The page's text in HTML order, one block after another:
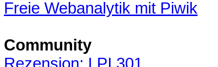
Freie Webanalytik mit Piwik
Community
Rezension: LPI 301